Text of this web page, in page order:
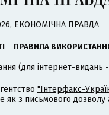
ЕКОНОМІЧНА ПРАВДА
ПРАВИЛА
(для інтернет-видань
"Інтерфакс-
з письмового дозволу